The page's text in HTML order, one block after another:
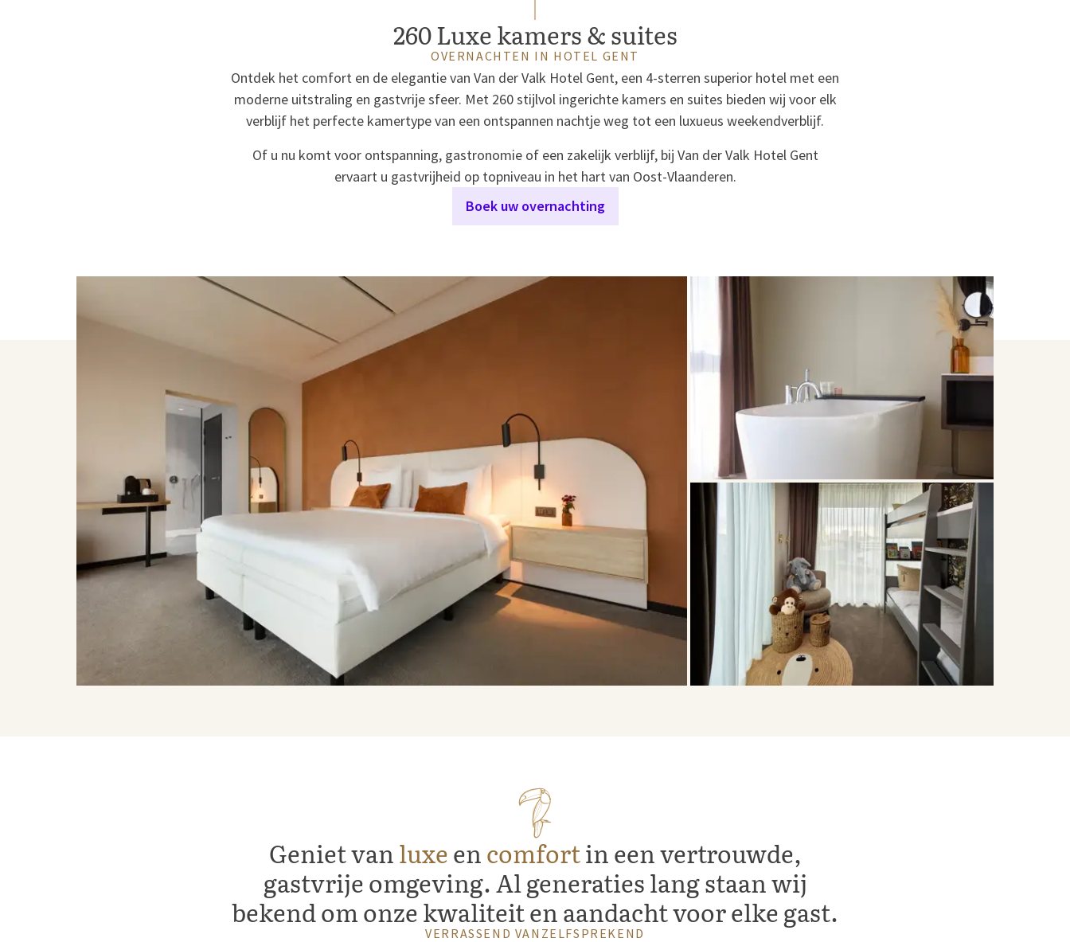
260 Luxe kamers & suites
OVERNACHTEN IN HOTEL GENT
Ontdek het comfort en de elegantie van Van der Valk Hotel Gent, een 4-sterren superior hotel met een
moderne uitstraling en gastvrije sfeer. Met 260 stijlvol ingerichte kamers en suites bieden wij voor elk
verblijf het perfecte kamertype van een ontspannen nachtje weg tot een luxueus weekendverblijf.
Of u nu komt voor ontspanning, gastronomie of een zakelijk verblijf, bij Van der Valk Hotel Gent
ervaart u gastvrijheid op topniveau in het hart van Oost-Vlaanderen.
Boek uw overnachting
Geniet vanluxeencomfortin een vertrouwde,
gastvrije omgeving. Al generaties lang staan wij
bekend om onze kwaliteit en aandacht voor elke gast.
VERRASSEND VANZELFSPREKEND